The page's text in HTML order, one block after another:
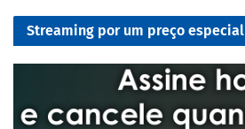
Streaming por um preço especial